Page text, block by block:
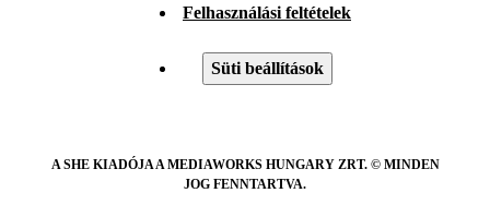
Felhasználási feltételek
Süti beállítások
A SHE KIADÓJA A MEDIAWORKS HUNGARY ZRT. © MINDEN
JOG FENNTARTVA.